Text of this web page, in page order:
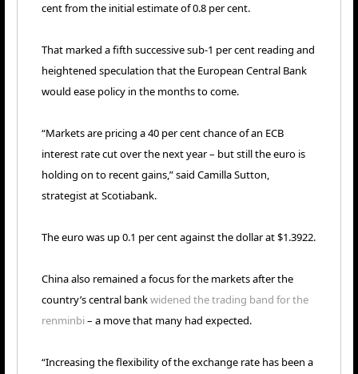
cent from the initial estimate of 0.8 per cent.
That marked a fifth successive sub-1 per cent reading and
heightened speculation that the European Central Bank
would ease policy in the months to come.
“Markets are pricing a 40 per cent chance of an ECB
interest rate cut over the next year – but still the euro is
holding on to recent gains,” said Camilla Sutton,
strategist at Scotiabank.
The euro was up 0.1 per cent against the dollar at $1.3922.
China also remained a focus for the markets after the
country’s central bankwidened the trading band for the
renminbi– a move that many had expected.
“Increasing the flexibility of the exchange rate has been a